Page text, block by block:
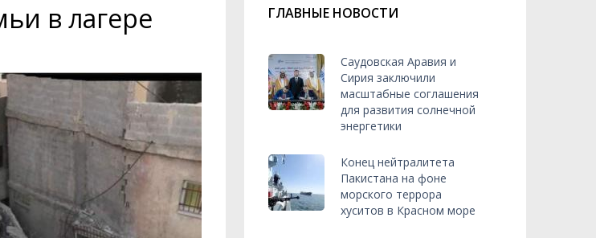
в лагере
ГЛАВНЫЕ НОВОСТИ
Саудовская Аравия и
Сирия заключили
масштабные соглашения
для развития солнечной
энергетики
Конец нейтралитета
Пакистана на фоне
морского террора
хуситов в Красном море